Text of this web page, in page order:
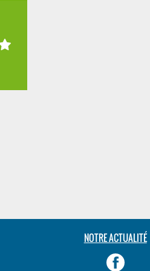
NOTRE ACTUALITÉ